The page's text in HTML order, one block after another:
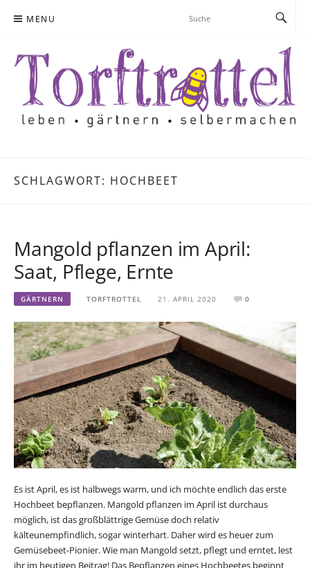
MENU
SCHLAGWORT: HOCHBEET
Mangold pflanzen im April:
Saat, Pflege, Ernte
GÄRTNERN TORFTROTTEL 21. APRIL 2020 0
Es ist April, es ist halbwegs warm, und ich möchte endlich das erste
Hochbeet bepflanzen. Mangold pflanzen im April ist durchaus
möglich, ist das großblättrige Gemüse doch relativ
kälteunempfindlich, sogar winterhart. Daher wird es heuer zum
Gemüsebeet-Pionier. Wie man Mangold setzt, pflegt und erntet, lest
ihr im heutigen Beitrag! Das Bepflanzen eines Hochbeetes beginnt